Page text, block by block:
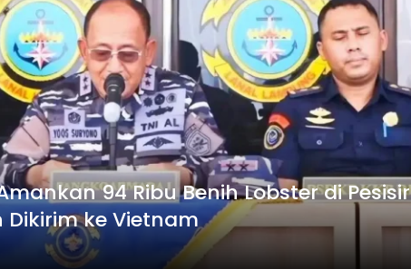
94 Ribu Benih Lobster di Pesisir
ke Vietnam